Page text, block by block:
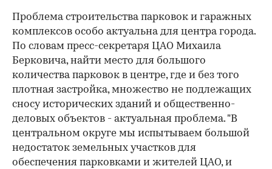
Проблема строительства парковок и гаражных
комплексов особо актуальна для центра города.
По словам пресс-секретаря ЦАО Михаила
Берковича, найти место для большого
количества парковок в центре, где и без того
плотная застройка, множество не подлежащих
сносу исторических зданий и общественно-
деловых объектов - актуальная проблема. "В
центральном округе мы испытываем большой
недостаток земельных участков для
обеспечения парковками и жителей ЦАО, и